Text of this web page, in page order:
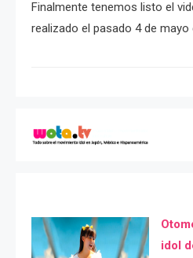
Finalmente tenemos listo el
realizado el pasado 4 de
idol